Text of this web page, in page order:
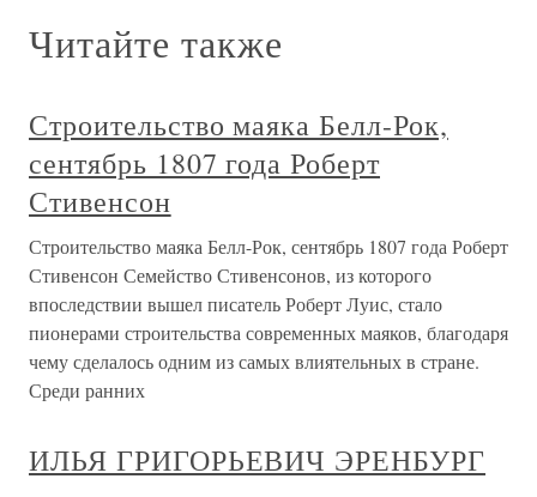
Читайте также
Строительство маяка Белл-Рок,
сентябрь 1807 года Роберт
Стивенсон
Строительство маяка Белл-Рок, сентябрь 1807 года Роберт
Стивенсон Семейство Стивенсонов, из которого
впоследствии вышел писатель Роберт Луис, стало
пионерами строительства современных маяков, благодаря
чему сделалось одним из самых влиятельных в стране.
Среди ранних
ИЛЬЯ ГРИГОРЬЕВИЧ ЭРЕНБУРГ